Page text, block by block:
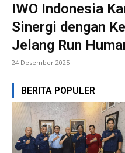
IWO Indonesia
Sinergi dengan
Jelang Run
24 Desember 2025
BERITA POPULER